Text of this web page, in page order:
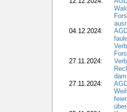
04.12.2024:
27.11.2024:
27.11.2024: